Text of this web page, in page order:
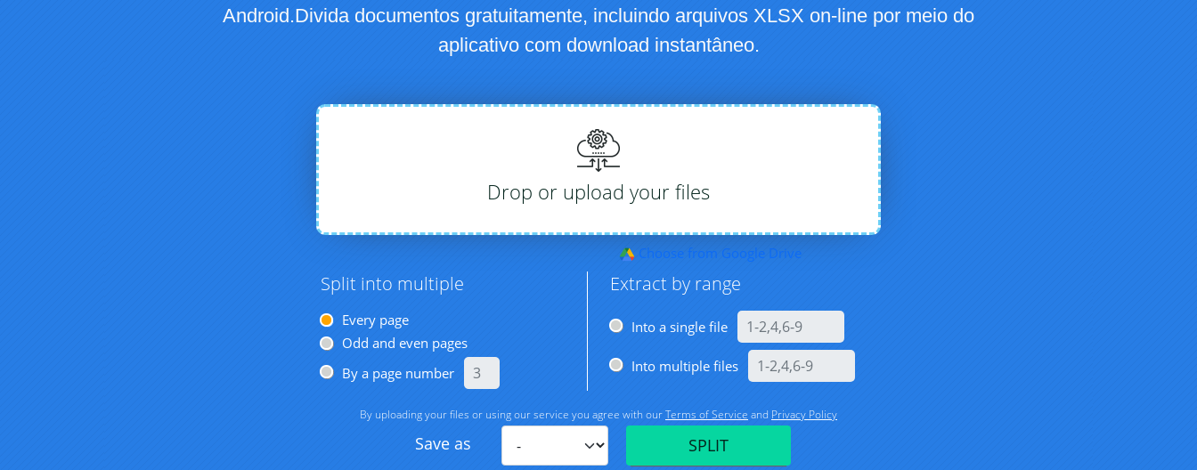
Android.Divida documentos gratuitamente, incluindo arquivos XLSX on-line por meio do
aplicativo com download instantâneo.